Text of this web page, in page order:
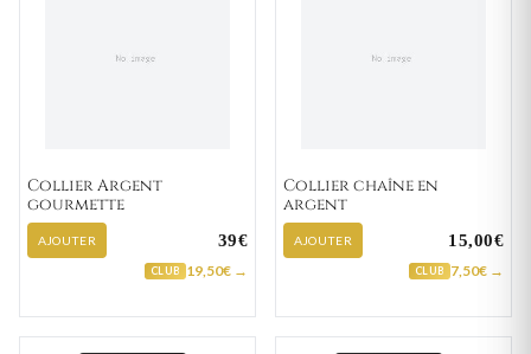
Collier Argent
gourmette
AJOUTER 39€
CLUB 19,50€ →
Collier chaîne en
argent
AJOUTER 15,00€
CLUB 7,50€ →